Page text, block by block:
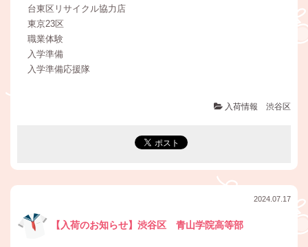
台東区リサイクル協力店
東京23区
職業体験
入学準備
入学準備応援隊
入荷情報 渋谷区
2024.07.17
【入荷のお知らせ】渋谷区 青山学院高等部